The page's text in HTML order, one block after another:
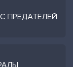
ПРЕДАТЕЛЕЙ